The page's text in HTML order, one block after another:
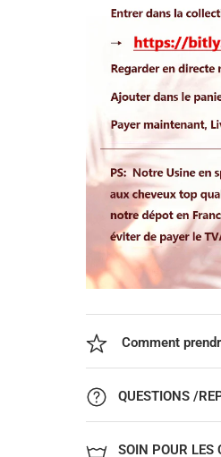
Comment
QUESTIONS /
SOIN POUR LES